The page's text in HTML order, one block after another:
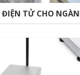
ĐIỆN TỬ CHO